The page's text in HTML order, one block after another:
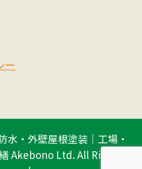
ー
水・外壁屋根塗装｜工場・
Akebono Ltd.All Rights